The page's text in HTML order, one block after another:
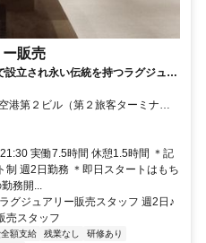
販売
設立され永い伝統を持つラグジュア
リー＞ ウエアからバッグ・革小物
り揃えた豊富な品揃えも人気の老
港第２ビル（第２旅客ターミナ
実働7.5時間 休憩1.5時間 ＊記
制 週2日勤務 ＊即日スタートはもち
務開...
グジュアリー販売スタッフ 週2日♪
売スタッフ
額支給 残業なし
研修あり